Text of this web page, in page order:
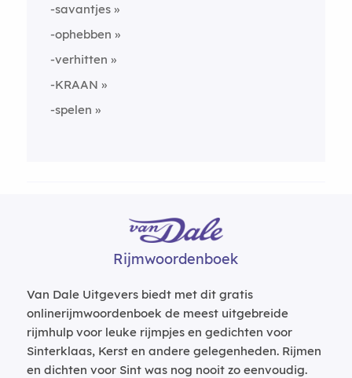
-savantjes
-ophebben
-verhitten
-KRAAN
-spelen
Rijmwoordenboek
Van Dale Uitgevers biedt met dit gratis
onlinerijmwoordenboek de meest uitgebreide
rijmhulp voor leuke rijmpjes en gedichten voor
Sinterklaas, Kerst en andere gelegenheden. Rijmen
en dichten voor Sint was nog nooit zo eenvoudig.